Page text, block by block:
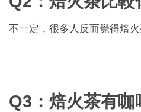
不一定，很多人反而覺得焙
Q3：焙火茶有咖